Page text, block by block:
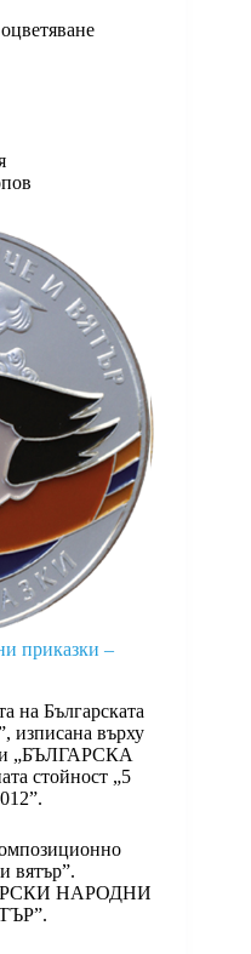
приказки –
на Българската
изписана върху
„БЪЛГАРСКА
стойност „5
вятър”.
НАРОДНИ